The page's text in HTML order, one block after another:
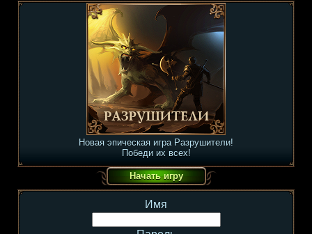
Новая эпическая игра Разрушители!
Победи их всех!
Имя